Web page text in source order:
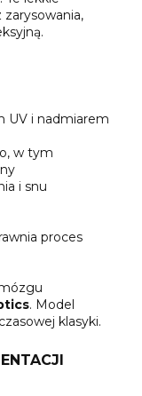
UV i nadmiarem
w tym
i snu
proces
. Model
klasyki.